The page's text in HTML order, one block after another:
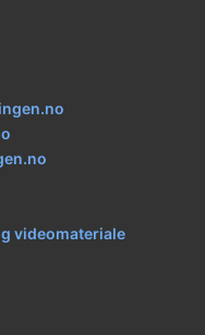
videomateriale